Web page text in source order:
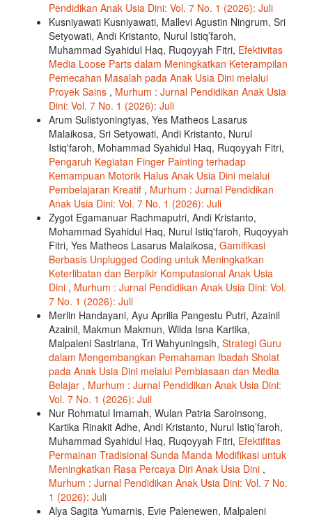
Pendidikan Anak Usia Dini: Vol. 7 No. 1 (2026): Juli
Kusniyawati Kusniyawati, Mallevi Agustin Ningrum, Sri
Setyowati, Andi Kristanto, Nurul Istiq’faroh,
Muhammad Syahidul Haq, Ruqoyyah Fitri, Efektivitas
Media Loose Parts dalam Meningkatkan Keterampilan
Pemecahan Masalah pada Anak Usia Dini melalui
Proyek Sains , Murhum : Jurnal Pendidikan Anak Usia
Dini: Vol. 7 No. 1 (2026): Juli
Arum Sulistyoningtyas, Yes Matheos Lasarus
Malaikosa, Sri Setyowati, Andi Kristanto, Nurul
Istiq'faroh, Mohammad Syahidul Haq, Ruqoyyah Fitri,
Pengaruh Kegiatan Finger Painting terhadap
Kemampuan Motorik Halus Anak Usia Dini melalui
Pembelajaran Kreatif , Murhum : Jurnal Pendidikan
Anak Usia Dini: Vol. 7 No. 1 (2026): Juli
Zygot Egamanuar Rachmaputri, Andi Kristanto,
Mohammad Syahidul Haq, Nurul Istiq'faroh, Ruqoyyah
Fitri, Yes Matheos Lasarus Malaikosa, Gamifikasi
Berbasis Unplugged Coding untuk Meningkatkan
Keterlibatan dan Berpikir Komputasional Anak Usia
Dini , Murhum : Jurnal Pendidikan Anak Usia Dini: Vol.
7 No. 1 (2026): Juli
Merlin Handayani, Ayu Aprilia Pangestu Putri, Azainil
Azainil, Makmun Makmun, Wilda Isna Kartika,
Malpaleni Sastriana, Tri Wahyuningsih, Strategi Guru
dalam Mengembangkan Pemahaman Ibadah Sholat
pada Anak Usia Dini melalui Pembiasaan dan Media
Belajar , Murhum : Jurnal Pendidikan Anak Usia Dini:
Vol. 7 No. 1 (2026): Juli
Nur Rohmatul Imamah, Wulan Patria Saroinsong,
Kartika Rinakit Adhe, Andi Kristanto, Nurul Istiq’faroh,
Muhammad Syahidul Haq, Ruqoyyah Fitri, Efektifitas
Permainan Tradisional Sunda Manda Modifikasi untuk
Meningkatkan Rasa Percaya Diri Anak Usia Dini ,
Murhum : Jurnal Pendidikan Anak Usia Dini: Vol. 7 No.
1 (2026): Juli
Alya Sagita Yumarnis, Evie Palenewen, Malpaleni